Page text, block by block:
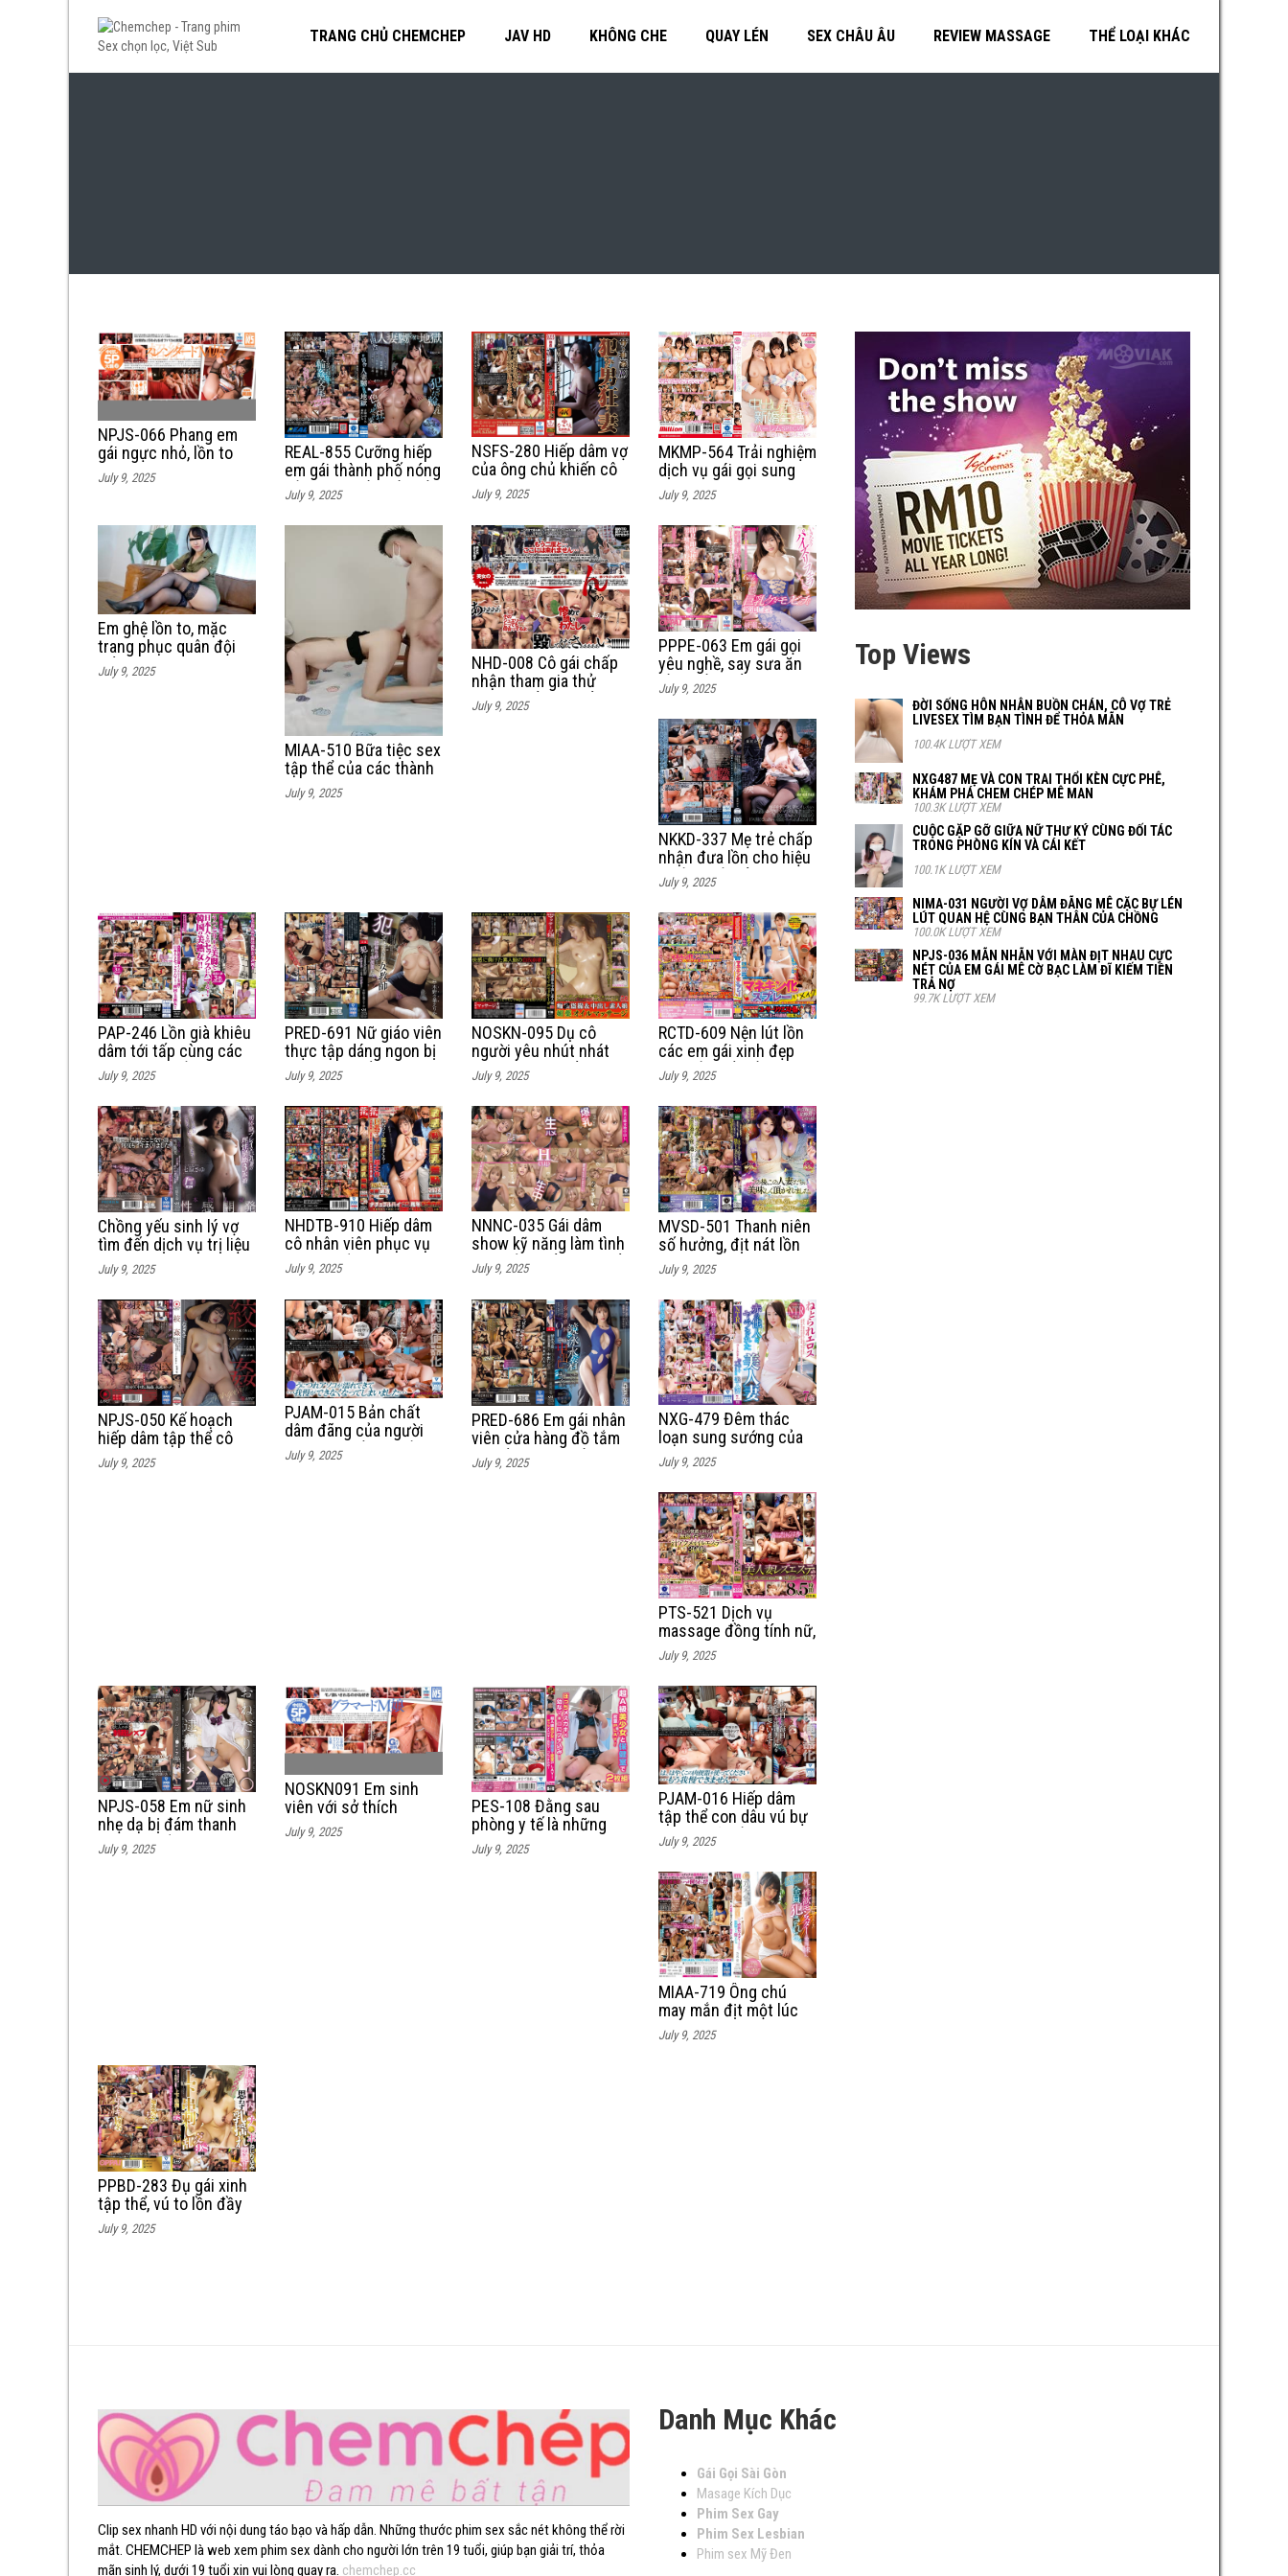
TRANG CHỦ CHEMCHEP JAV HD KHÔNG CHE QUAY LÉN SEX CHÂU ÂU REVIEW MASSAGE THỂ LOẠI KHÁC
NPJS-066 Phang em
gái ngực nhỏ, lồn to
hứng tình từ 9 sáng
đến 17h chiều.
July 9, 2025
REAL-855 Cưỡng hiếp
em gái thành phố nóng
bỏng trong lần đầu về
quên chơi
July 9, 2025
NSFS-280 Hiếp dâm vợ
của ông chủ khiến cô
ta có thai
July 9, 2025
MKMP-564 Trải nghiệm
dịch vụ gái gọi sung
sướng
July 9, 2025
Em ghệ lồn to, mặc
trang phục quân đội
để làm tình cùng người
yêu
July 9, 2025
MIAA-510 Bữa tiệc sex
tập thể của các thành
viên gia đình cùng cô
em ngực bự dâm dục
July 9, 2025
NHD-008 Cô gái chấp
nhận tham gia thử
thách khổ dâm để
nhận 1 triệu yên
July 9, 2025
PPPE-063 Em gái gọi
yêu nghề, say sưa ăn
đầu buồi, để khách
xuất tinh đầy lồn
July 9, 2025
NKKD-337 Mẹ trẻ chấp
nhận đưa lồn cho hiệu
trưởng đủ để con
được nhận vào trường
điểm
July 9, 2025
PAP-246 Lồn già khiêu
dâm tới tấp cùng các
chàng trai trẻ cặc bự
July 9, 2025
PRED-691 Nữ giáo viên
thực tập dáng ngon bị
nam sinh hiếp dâm tập
thể
July 9, 2025
NOSKN-095 Dụ cô
người yêu nhút nhát
quan hệ tập thể thác
loạn sung sướng
July 9, 2025
RCTD-609 Nện lút lồn
các em gái xinh đẹp
nhờ bảo bối thần kỳ
July 9, 2025
Chồng yếu sinh lý vợ
tìm đến dịch vụ trị liệu
massgae sung sướng
July 9, 2025
NHDTB-910 Hiếp dâm
cô nhân viên phục vụ
tại khu cắm trại cực
sướng
July 9, 2025
NNNC-035 Gái dâm
show kỹ năng làm tình
siêu đỉnh để ứng tuyển
làm diễn viên phim
khiêu dâm
July 9, 2025
MVSD-501 Thanh niên
số hưởng, địt nát lồn
một lúc hai cô
July 9, 2025
NPJS-050 Kế hoạch
hiếp dâm tập thể cô
nhân viên massage
July 9, 2025
PJAM-015 Bản chất
dâm đãng của người
vợ ngoan hiền khi ở
cùng 3 chàng trai
July 9, 2025
PRED-686 Em gái nhân
viên cửa hàng đồ tắm
bị hiếp dâm bú đầu
buồi ngập họng
July 9, 2025
NXG-479 Đêm thác
loạn sung sướng của
hội bạn thân cặc béo
và lồn dâm
July 9, 2025
PTS-521 Dịch vụ
massage đồng tính nữ,
dính là mê chịch là phê
July 9, 2025
NPJS-058 Em nữ sinh
nhẹ dạ bị đám thanh
niên lừa bắt giữ bạo
dâm tập thể
July 9, 2025
NOSKN091 Em sinh
viên với sở thích
cosplay và được chịch
tập thể
July 9, 2025
PES-108 Đằng sau
phòng y tế là những
anh thanh niên cặc
nứng chịch em nữ sinh
July 9, 2025
PJAM-016 Hiếp dâm
tập thể con dâu vú bự
sướng vãi cả đái
July 9, 2025
MIAA-719 Ông chú
may mắn địt một lúc
hai em nữ sinh trên
đường đi tìm bố
July 9, 2025
PPBD-283 Đụ gái xinh
tập thể, vú to lồn đầy
nước, cặc bự rên la ứ
July 9, 2025
Top Views
ĐỜI SỐNG HÔN NHÂN BUỒN CHÁN, CÔ VỢ TRẺ
LIVESEX TÌM BẠN TÌNH ĐỂ THỎA MÃN
100.4K LƯỢT XEM
NXG487 MẸ VÀ CON TRAI THỔI KÈN CỰC PHÊ,
KHÁM PHÁ CHEM CHÉP MÊ MAN
100.3K LƯỢT XEM
CUỘC GẶP GỠ GIỮA NỮ THƯ KÝ CÙNG ĐỐI TÁC
TRONG PHÒNG KÍN VÀ CÁI KẾT
100.1K LƯỢT XEM
NIMA-031 NGƯỜI VỢ DÂM ĐÃNG MÊ CẶC BỰ LÉN
LÚT QUAN HỆ CÙNG BẠN THÂN CỦA CHỒNG
100.0K LƯỢT XEM
NPJS-036 MÃN NHÃN VỚI MÀN ĐỊT NHAU CỰC
NÉT CỦA EM GÁI MÊ CỜ BẠC LÀM ĐĨ KIẾM TIỀN
TRẢ NỢ
99.7K LƯỢT XEM
Clip sex nhanh HD với nội dung táo bạo và hấp dẫn. Những thước phim sex sắc nét không thể rời
mắt. CHEMCHEP là web xem phim sex dành cho người lớn trên 19 tuổi, giúp bạn giải trí, thỏa
mãn sinh lý, dưới 19 tuổi xin vui lòng quay ra. chemchep.cc
Danh Mục Khác
Gái Gọi Sài Gòn
Masage Kích Dục
Phim Sex Gay
Phim Sex Lesbian
Phim sex Mỹ Đen